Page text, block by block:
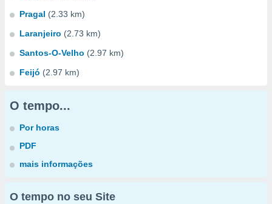
Pragal (2.33 km)
Laranjeiro (2.73 km)
Santos-O-Velho (2.97 km)
Feijó (2.97 km)
O tempo...
Por horas
PDF
mais informações
O tempo no seu Site